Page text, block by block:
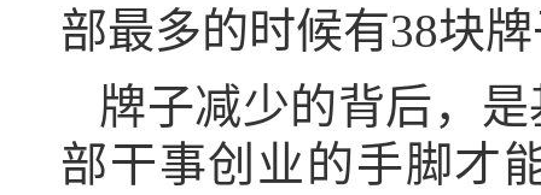
部最多的时候有38块
牌子减少的背后，
部干事创业的手脚才